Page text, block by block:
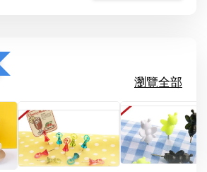
瀏覽全部